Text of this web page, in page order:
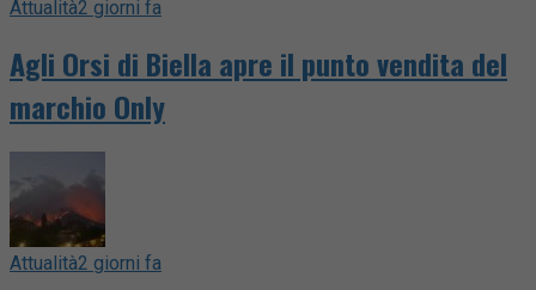
Attualità2 giorni fa
Agli Orsi di Biella apre il punto vendita del
marchio Only
Attualità2 giorni fa